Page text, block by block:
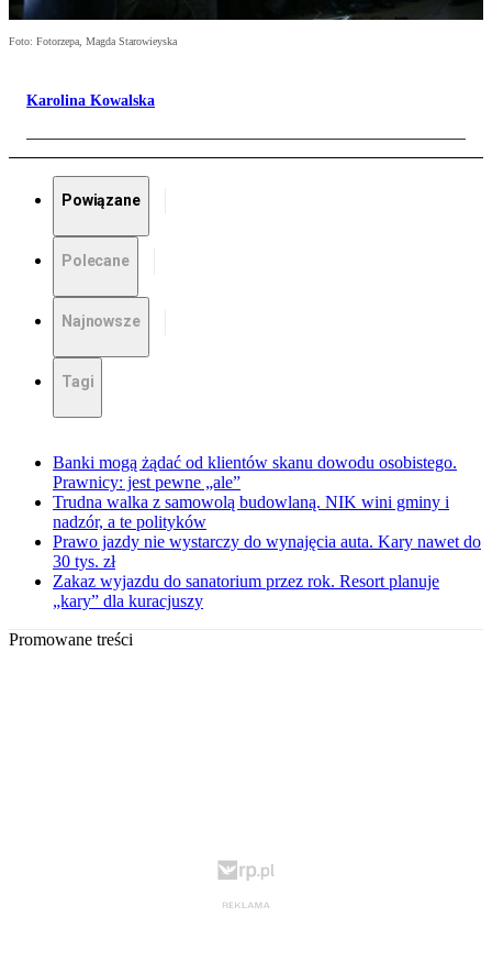
Foto: Fotorzepa, Magda Starowieyska
Karolina Kowalska
Powiązane
Polecane
Najnowsze
Tagi
Banki mogą żądać od klientów skanu dowodu osobistego.
Prawnicy: jest pewne „ale”
Trudna walka z samowolą budowlaną. NIK wini gminy i
nadzór, a te polityków
Prawo jazdy nie wystarczy do wynajęcia auta. Kary nawet do
30 tys. zł
Zakaz wyjazdu do sanatorium przez rok. Resort planuje
„kary” dla kuracjuszy
Promowane treści